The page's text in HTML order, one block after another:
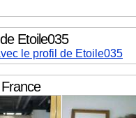
Etoile035
le profil de Etoile035